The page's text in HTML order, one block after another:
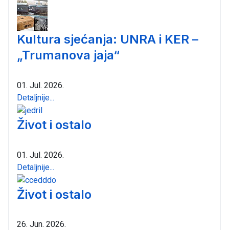
Kultura sjećanja: UNRA i KER –
„Trumanova jaja“
01. Jul. 2026.
Detaljnije...
Život i ostalo
01. Jul. 2026.
Detaljnije...
Život i ostalo
26. Jun. 2026.